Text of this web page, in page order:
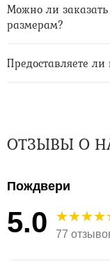
Можно ли
размерам?
Предоставляете
ОТЗЫВЫ О
Пождвери
5.0 77